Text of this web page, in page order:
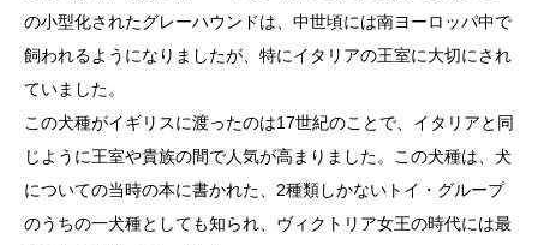
の小型化されたグレーハウンドは、中世頃には南ヨーロッパ中で
飼われるようになりましたが、特にイタリアの王室に大切にされ
ていました。
この犬種がイギリスに渡ったのは17世紀のことで、イタリアと同
じように王室や貴族の間で人気が高まりました。この犬種は、犬
についての当時の本に書かれた、2種類しかないトイ・グループ
のうちの一犬種としても知られ、ヴィクトリア女王の時代には最